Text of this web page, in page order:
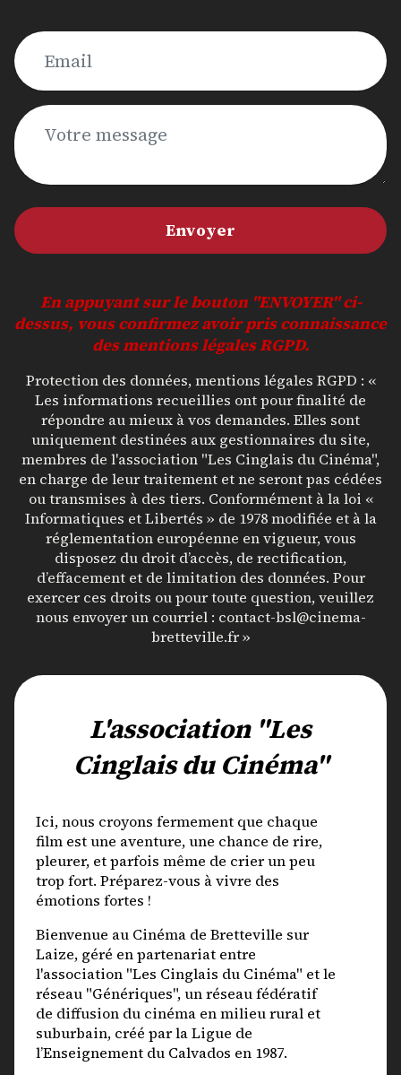
Envoyer
En appuyant sur le bouton "ENVOYER" ci-
dessus, vous confirmez avoir pris connaissance
des mentions légales RGPD.
Protection des données, mentions légales RGPD : «
Les informations recueillies ont pour finalité de
répondre au mieux à vos demandes. Elles sont
uniquement destinées aux gestionnaires du site,
membres de l'association "Les Cinglais du Cinéma",
en charge de leur traitement et ne seront pas cédées
ou transmises à des tiers. Conformément à la loi «
Informatiques et Libertés » de 1978 modifiée et à la
réglementation européenne en vigueur, vous
disposez du droit d’accès, de rectification,
d’effacement et de limitation des données. Pour
exercer ces droits ou pour toute question, veuillez
nous envoyer un courriel : contact-bsl@cinema-
bretteville.fr »
L'association "Les
Cinglais du Cinéma"
Ici, nous croyons fermement que chaque
film est une aventure, une chance de rire,
pleurer, et parfois même de crier un peu
trop fort. Préparez-vous à vivre des
émotions fortes !
Bienvenue au Cinéma de Bretteville sur
Laize, géré en partenariat entre
l'association "Les Cinglais du Cinéma" et le
réseau "Génériques", un réseau fédératif
de diffusion du cinéma en milieu rural et
suburbain, créé par la Ligue de
l’Enseignement du Calvados en 1987.